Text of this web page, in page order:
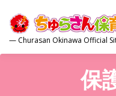
ツ
— Churasan Okinawa Official
園について
保